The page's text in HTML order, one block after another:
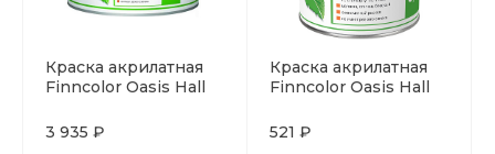
Краска акрилатная
Finncolor Oasis Hall
3 935 ₽
Краска акрилатная
Finncolor Oasis Hall
521 ₽